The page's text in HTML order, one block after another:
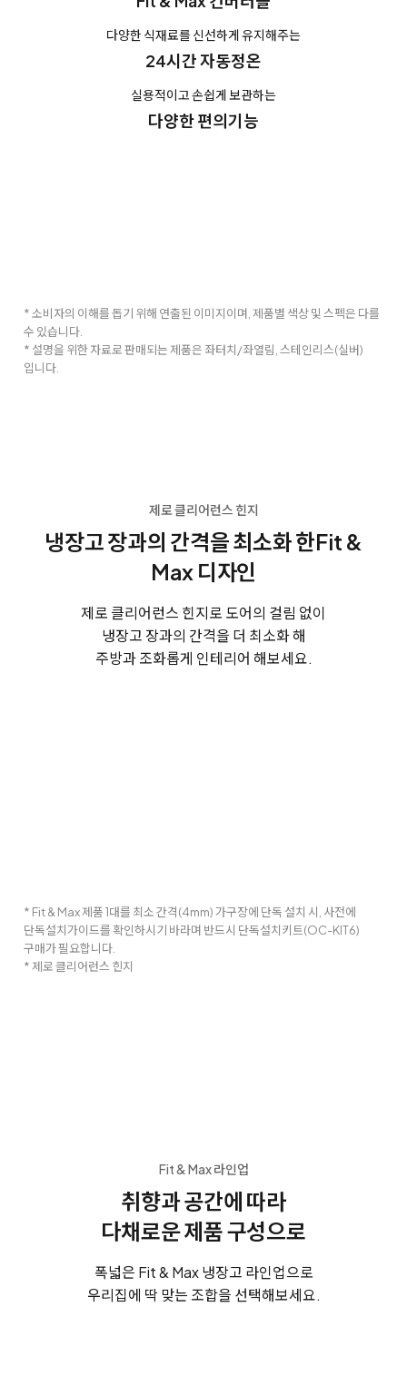
다양한 식재료를 신선하게 유지해주는
24시간 자동정온
실용적이고 손쉽게 보관하는
다양한 편의기능
* 소비자의 이해를 돕기 위해 연출된 이미지이며, 제품별 색상 및 스펙은 다를
수 있습니다.
* 설명을 위한 자료로 판매되는 제품은 좌터치/좌열림, 스테인리스(실버)
입니다.
제로 클리어런스 힌지
냉장고 장과의 간격을 최소화 한Fit &
Max 디자인
제로 클리어런스 힌지로 도어의 걸림 없이
냉장고 장과의 간격을 더 최소화 해
주방과 조화롭게 인테리어 해보세요.
* Fit & Max 제품 1대를 최소 간격(4mm) 가구장에 단독 설치 시, 사전에
단독설치가이드를 확인하시기 바라며 반드시 단독설치키트(OC-KIT6)
구매가 필요합니다.
* 제로 클리어런스 힌지
Fit & Max 라인업
취향과 공간에 따라
다채로운 제품 구성으로
폭넓은 Fit & Max 냉장고 라인업으로
우리집에 딱 맞는 조합을 선택해보세요.